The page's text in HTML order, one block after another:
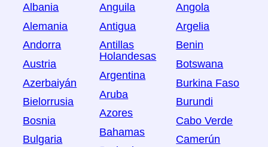
Albania
Alemania
Andorra
Austria
Azerbaiyán
Bielorrusia
Bosnia
Bulgaria
Anguila
Antigua
Antillas
Holandesas
Argentina
Aruba
Azores
Bahamas
Angola
Argelia
Benin
Botswana
Burkina Faso
Burundi
Cabo Verde
Camerún